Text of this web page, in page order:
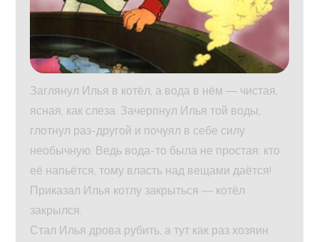
Заглянул Илья в котёл, а вода в нём — чистая,
ясная, как слеза. Зачерпнул Илья той воды,
глотнул раз-другой и почуял в себе силу
необычную. Ведь вода-то была не простая: кто
её напьётся, тому власть над вещами даётся!
Приказал Илья котлу закрыться — котёл
закрылся.
Стал Илья дрова рубить, а тут как раз хозяин